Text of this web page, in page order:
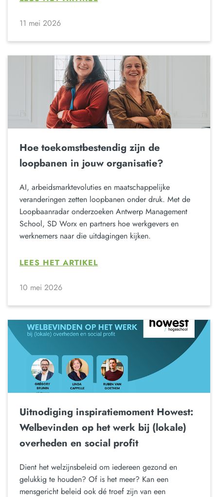
11 mei 2026
Hoe toekomstbestendig zijn de
loopbanen in jouw organisatie?
AI, arbeidsmarktevoluties en maatschappelijke
veranderingen zetten loopbanen onder druk. Met de
Loopbaanradar onderzoeken Antwerp Management
School, SD Worx en partners hoe werkgevers en
werknemers naar die uitdagingen kijken.
LEES HET ARTIKEL
10 mei 2026
Uitnodiging inspiratiemoment Howest:
Welbevinden op het werk bij (lokale)
overheden en social profit
Dient het welzijnsbeleid om iedereen gezond en
gelukkig te houden? Of is het meer? Kan een
mensgericht beleid ook dé troef zijn van een